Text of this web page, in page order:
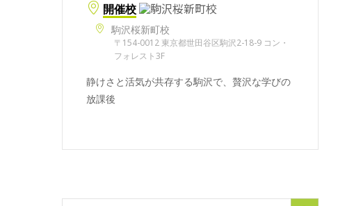
開催校
駒沢桜新町校
〒154-0012 東京都世田谷区駒沢2-18-9 コン・
フォレスト3F
静けさと活気が共存する駒沢で、贅沢な学びの
放課後